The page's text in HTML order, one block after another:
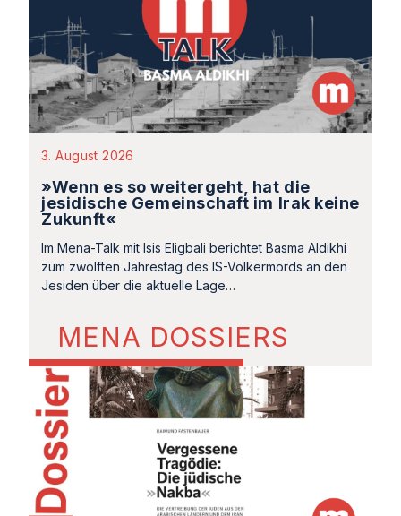
3. August 2026
»Wenn es so weitergeht, hat die
jesidische Gemeinschaft im Irak keine
Zukunft«
Im Mena-Talk mit Isis Eligbali berichtet Basma Aldikhi
zum zwölften Jahrestag des IS-Völkermords an den
Jesiden über die aktuelle Lage…
MENA DOSSIERS